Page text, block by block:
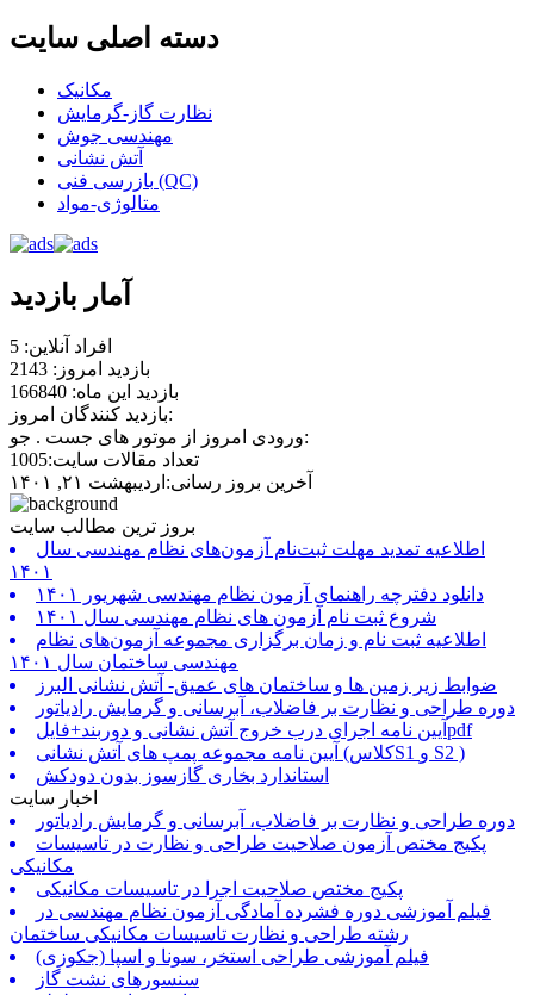
دسته اصلی سایت
مکانیک
نظارت گاز-گرمایش
مهندسی جوش
آتش نشانی
بازرسی فنی (QC)
متالوژی-مواد
آمار بازدید
افراد آنلاین: 5
بازدید امروز: 2143
بازدید این ماه: 166840
بازدید کنندگان امروز:
ورودی امروز از موتور های جست . جو:
تعداد مقالات سایت:1005
آخرین بروز رسانی:اردیبهشت ۲۱, ۱۴۰۱
بروز ترین مطالب سایت
اطلاعیه تمدید مهلت ثبت‌نام آزمون‌های نظام مهندسی سال
۱۴۰۱
دانلود دفترچه راهنمای آزمون نظام مهندسی شهریور ۱۴۰۱
شروع ثبت نام آزمون های نظام مهندسی سال ۱۴۰۱
اطلاعیه ثبت نام و زمان برگزاری مجموعه آزمون‌های نظام
مهندسی ساختمان سال ۱۴۰۱
ضوابط زیر زمین ها و ساختمان های عمیق- آتش نشانی البرز
دوره طراحی و نظارت بر فاضلاب، آبرسانی و گرمایش رادیاتور
آیین نامه اجرای درب خروج آتش نشانی و دوربند+فایلpdf
آیین نامه مجموعه پمپ های آتش نشانی (کلاسS1 و S2 )
استاندارد بخاری گازسوز بدون دودکش
اخبار سایت
دوره طراحی و نظارت بر فاضلاب، آبرسانی و گرمایش رادیاتور
پکیج مختص آزمون صلاحیت طراحی و نظارت در تاسیسات
مکانیکی
پکیج مختص صلاحیت اجرا در تاسیسات مکانیکی
فیلم آموزشی دوره فشرده آمادگی آزمون نظام مهندسی در
رشته طراحی و نظارت تاسیسات مکانیکی ساختمان
فیلم آموزشی طراحی استخر، سونا و اسپا (جکوزی)
سنسورهای نشت گاز